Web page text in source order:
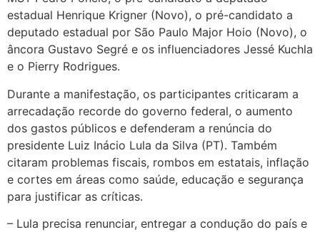
estadual Henrique Krigner (Novo), o pré-candidato a
deputado estadual por São Paulo Major Hoio (Novo), o
âncora Gustavo Segré e os influenciadores Jessé Kuchla
e o Pierry Rodrigues.
Durante a manifestação, os participantes criticaram a
arrecadação recorde do governo federal, o aumento
dos gastos públicos e defenderam a renúncia do
presidente Luiz Inácio Lula da Silva (PT). Também
citaram problemas fiscais, rombos em estatais, inflação
e cortes em áreas como saúde, educação e segurança
para justificar as críticas.
– Lula precisa renunciar, entregar a condução do país e